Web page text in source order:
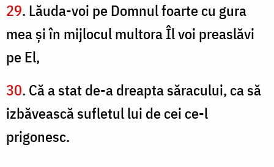
29. Lăuda-voi pe Domnul foarte cu gura
mea şi în mijlocul multora Îl voi preaslăvi
pe El,
30. Că a stat de-a dreapta săracului, ca să
izbăvească sufletul lui de cei ce-l
prigonesc.